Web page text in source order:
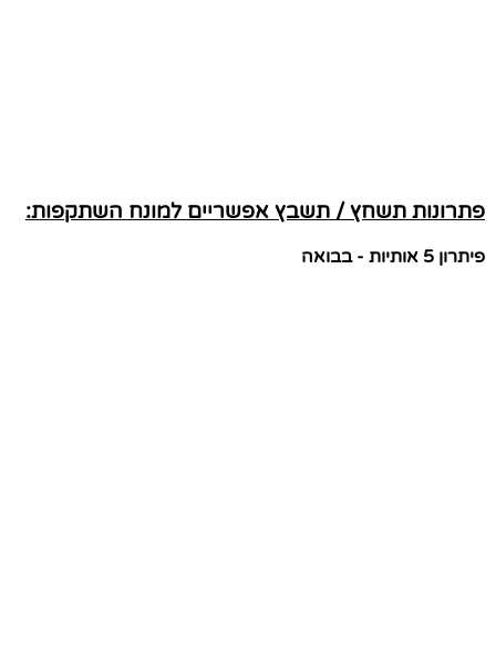
פתרונות תשחץ / תשבץ אפשריים למונח השתקפות:
פיתרון 5 אותיות - בבואה